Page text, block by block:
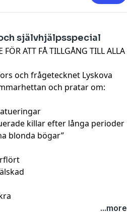
självhjälpsspecial
ATT FÅ TILLGÅNG TILL ALLA
och frågetecknet Lyskova
och pratar om:
killar efter långa perioder
blonda bögar”
...more